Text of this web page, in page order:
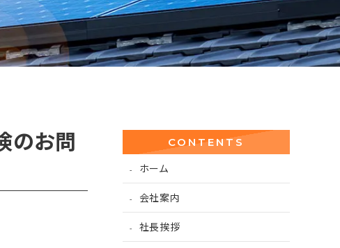
のお問
CONTENTS
ホーム
会社案内
社長挨拶